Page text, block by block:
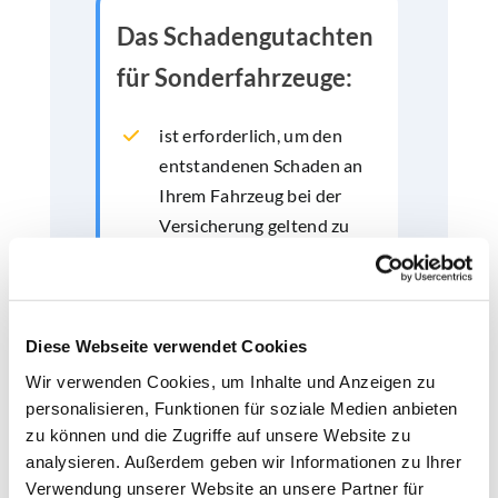
Diese Webseite verwendet Cookies
Wir verwenden Cookies, um Inhalte und Anzeigen zu
personalisieren, Funktionen für soziale Medien anbieten
zu können und die Zugriffe auf unsere Website zu
analysieren. Außerdem geben wir Informationen zu Ihrer
Verwendung unserer Website an unsere Partner für
Das Schadengutachten
für Sonderfahrzeuge:
ist erforderlich, um den
entstandenen Schaden an
Ihrem Fahrzeug bei der
Versicherung geltend zu
enthält alle notwendigen
Reparaturaufwand (bei
Bedarf auch
Wertminderung, Restwert,
Wiederbeschaffungswert),
die für eine reibungslose